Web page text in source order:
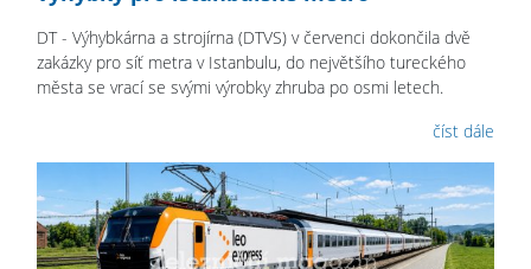
DT - Výhybkárna a strojírna (DTVS) v červenci dokončila dvě
zakázky pro síť metra v Istanbulu, do největšího tureckého
města se vrací se svými výrobky zhruba po osmi letech.
číst dále